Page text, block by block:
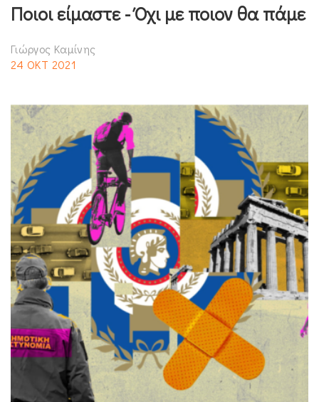
Ποιοι είμαστε - Όχι με ποιον θα πάμε
Γιώργος Καμίνης
24 ΟΚΤ 2021